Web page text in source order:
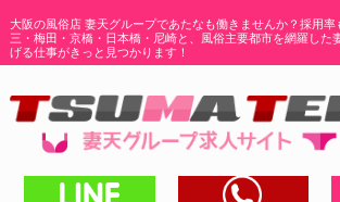
大阪の風俗店 妻天グループであたなも働きませんか？採用
三・梅田・京橋・日本橋・尼崎と、 風俗主要都市を網羅した
げる仕事がきっと見つかります！